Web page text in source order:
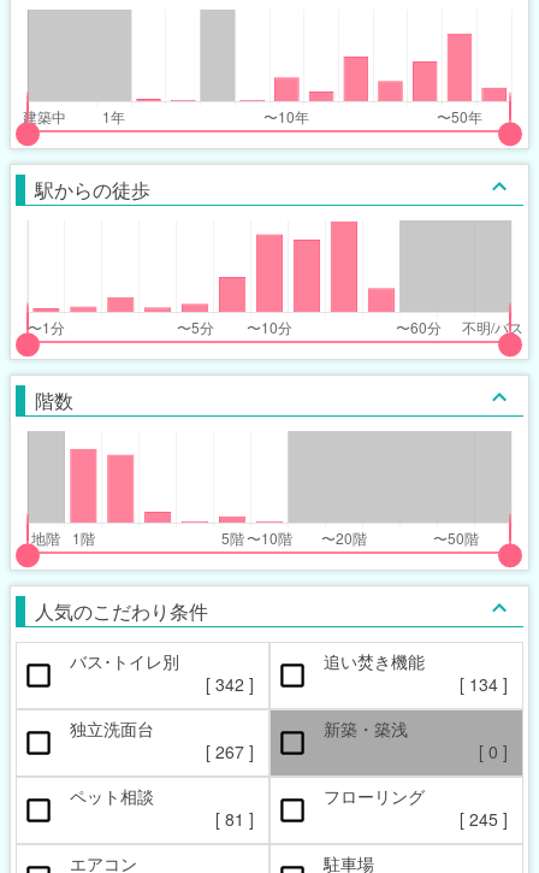
駅からの徒歩
階数
人気のこだわり条件
バス･トイレ別
[ 342 ]
追い焚き機能
[ 134 ]
独立洗面台
[ 267 ]
新築・築浅
[ 0 ]
ペット相談
[ 81 ]
フローリング
[ 245 ]
エアコン
駐車場